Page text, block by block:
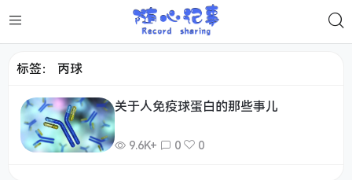
标签： 丙球
关于人免疫球蛋白的那些事儿
9.6K+ 0 0